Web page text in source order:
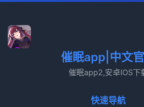
催眠app|中文
催眠app2,安卓IOS下
快速导航